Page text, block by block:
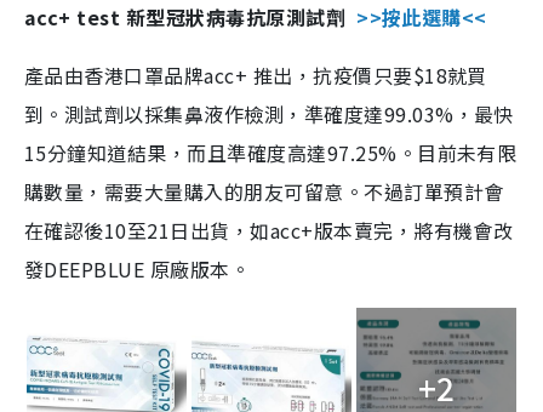
acc+ test 新型冠狀病毒抗原測試劑 >>按此選購<<
產品由香港口罩品牌acc+ 推出，抗疫價只要$18就買
到。測試劑以採集鼻液作檢測，準確度達99.03%，最快
15分鐘知道結果，而且準確度高達97.25%。目前未有限
購數量，需要大量購入的朋友可留意。不過訂單預計會
在確認後10至21日出貨，如acc+版本賣完，將有機會改
發DEEPBLUE 原廠版本。
+2